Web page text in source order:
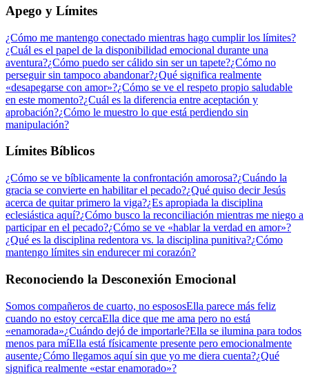
Apego y Límites
¿Cómo me mantengo conectado mientras hago cumplir los límites?
¿Cuál es el papel de la disponibilidad emocional durante una
aventura?¿Cómo puedo ser cálido sin ser un tapete?¿Cómo no
perseguir sin tampoco abandonar?¿Qué significa realmente
«desapegarse con amor»?¿Cómo se ve el respeto propio saludable
en este momento?¿Cuál es la diferencia entre aceptación y
aprobación?¿Cómo le muestro lo que está perdiendo sin
manipulación?
Límites Bíblicos
¿Cómo se ve bíblicamente la confrontación amorosa?¿Cuándo la
gracia se convierte en habilitar el pecado?¿Qué quiso decir Jesús
acerca de quitar primero la viga?¿Es apropiada la disciplina
eclesiástica aquí?¿Cómo busco la reconciliación mientras me niego a
participar en el pecado?¿Cómo se ve «hablar la verdad en amor»?
¿Qué es la disciplina redentora vs. la disciplina punitiva?¿Cómo
mantengo límites sin endurecer mi corazón?
Reconociendo la Desconexión Emocional
Somos compañeros de cuarto, no espososElla parece más feliz
cuando no estoy cercaElla dice que me ama pero no está
«enamorada»¿Cuándo dejó de importarle?Ella se ilumina para todos
menos para míElla está físicamente presente pero emocionalmente
ausente¿Cómo llegamos aquí sin que yo me diera cuenta?¿Qué
significa realmente «estar enamorado»?